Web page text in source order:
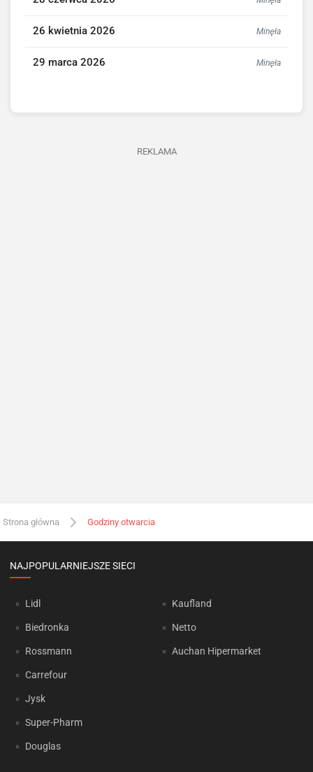
26 kwietnia 2026 Minęła
29 marca 2026 Minęła
REKLAMA
Strona główna Godziny otwarcia
NAJPOPULARNIEJSZE SIECI
Lidl
Biedronka
Rossmann
Carrefour
Jysk
Super-Pharm
Douglas
Kaufland
Netto
Auchan Hipermarket